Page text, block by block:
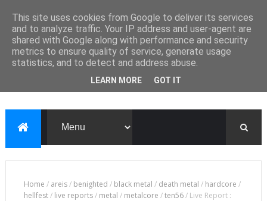
Home / areis/ benighted / black metal / death metal / hardcore /
hellfest/ live reports/ metal / metalcore /ten56/ Live Report :
This site uses cookies from Google to deliver its services
and to analyze traffic. Your IP address and user-agent are
shared with Google along with performance and security
metrics to ensure quality of service, generate usage
statistics, and to detect and address abuse.
LEARN MORE GOT IT